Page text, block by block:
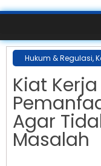
Hukum & Regulasi,
Kiat
Agar
Masalah